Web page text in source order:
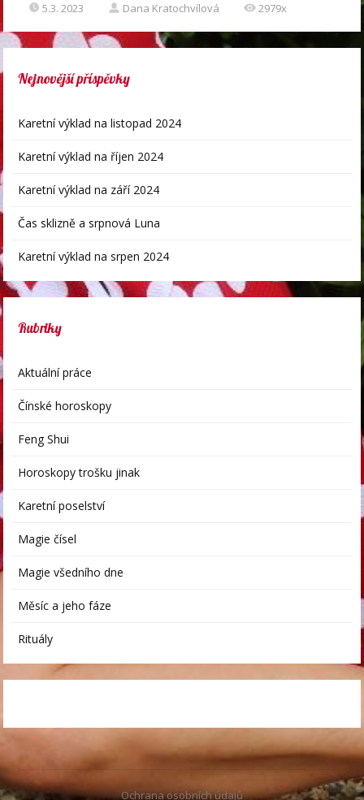
5.3. 2023 Dana Kratochvílová 2979x
Nejnovější příspěvky
Karetní výklad na listopad 2024
Karetní výklad na říjen 2024
Karetní výklad na září 2024
Čas sklizně a srpnová Luna
Karetní výklad na srpen 2024
Rubriky
Aktuální práce
Čínské horoskopy
Feng Shui
Horoskopy trošku jinak
Karetní poselství
Magie čísel
Magie všedního dne
Měsíc a jeho fáze
Rituály
Ochrana osobních údajů